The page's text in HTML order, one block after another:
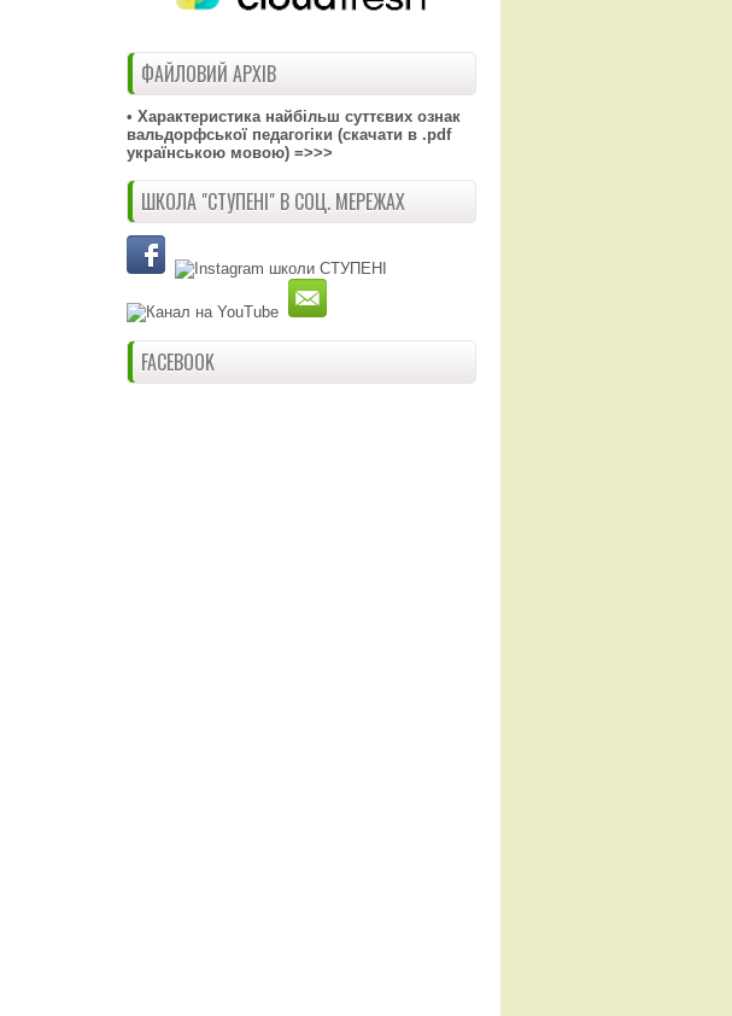
ФАЙЛОВИЙ АРХІВ
• Характеристика найбільш суттєвих ознак
вальдорфської педагогіки (скачати в .pdf
українською мовою) =>>>
ШКОЛА "СТУПЕНІ" В СОЦ. МЕРЕЖАХ
FACEBOOK